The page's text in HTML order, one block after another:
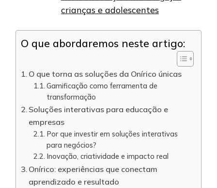
crianças e adolescentes
O que abordaremos neste artigo:
O que torna as soluções da Onírico únicas
Gamificação como ferramenta de
transformação
Soluções interativas para educação e
empresas
Por que investir em soluções interativas
para negócios?
Inovação, criatividade e impacto real
Onírico: experiências que conectam
aprendizado e resultado